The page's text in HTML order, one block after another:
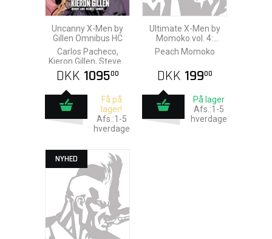
Uncanny X-Men by
Gillen Omnibus HC
Carlos Pacheco,
Kieron Gillen, Steven
Sanders & Terry
Dodson
DKK 109500
Få på
lager!
Afs.:1-5
hverdage
Ultimate X-Men by
Momoko vol. 4:
Children's
Whereabouts
Peach Momoko
DKK 19900
På lager
Afs.:1-5
hverdage
NYHED